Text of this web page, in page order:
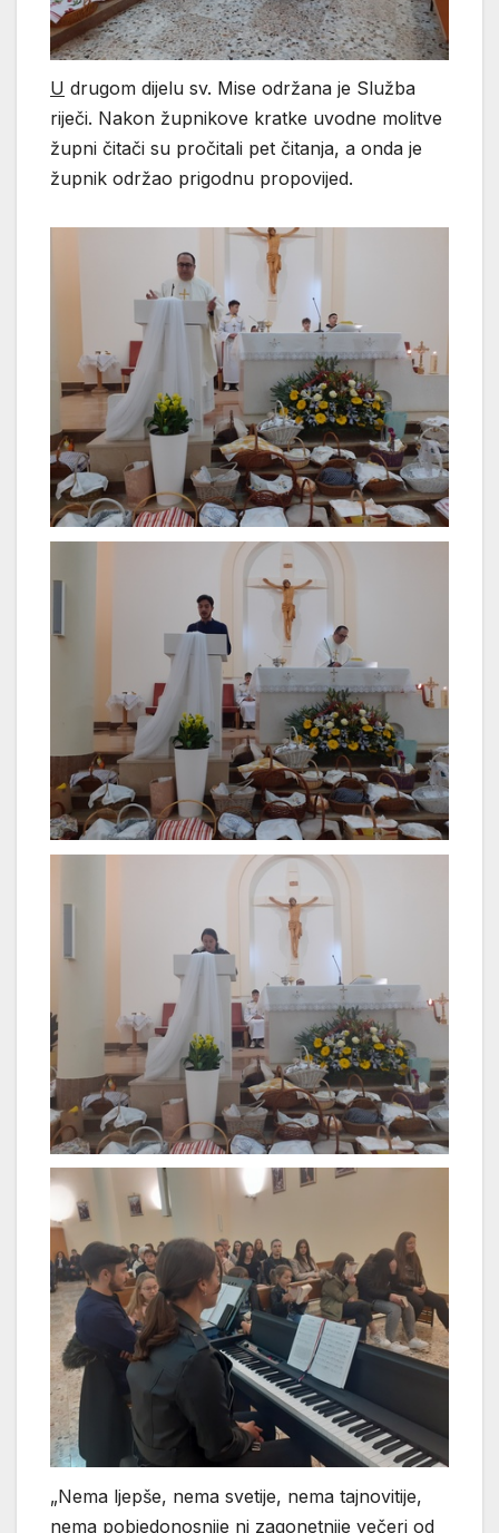
U drugom dijelu sv. Mise održana je Služba
riječi. Nakon župnikove kratke uvodne molitve
župni čitači su pročitali pet čitanja, a onda je
župnik održao prigodnu propovijed.
„Nema ljepše, nema svetije, nema tajnovitije,
nema pobjedonosnije ni zagonetnije večeri od